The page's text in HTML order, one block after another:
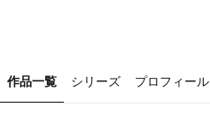
作品一覧 シリーズ プロフィール